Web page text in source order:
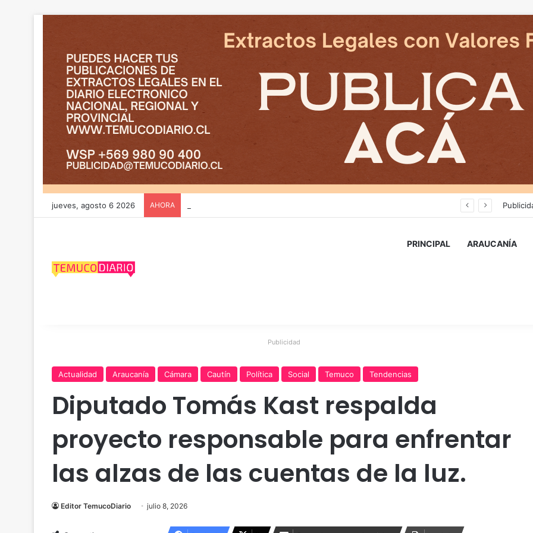
jueves, agosto 6 2026 AHORA
PRINCIPAL ARAUCANÍA
Publicidad
Actualidad Araucanía Cámara Cautín Política Social Temuco Tendencias
Diputado Tomás Kast respalda
proyecto responsable para enfrentar
las alzas de las cuentas de la luz.
Editor TemucoDiario julio 8, 2026